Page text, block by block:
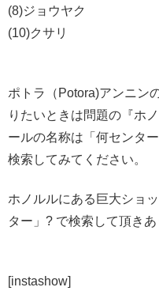
(8)ジョウヤク
(10)クサリ
ポトラ（Potora)アンニン
りたいときは問題の『ホ
ールの名称は「何センタ
検索してみてください。
ホノルルにある巨大ショ
ター」? で検索して頂き
[instashow]